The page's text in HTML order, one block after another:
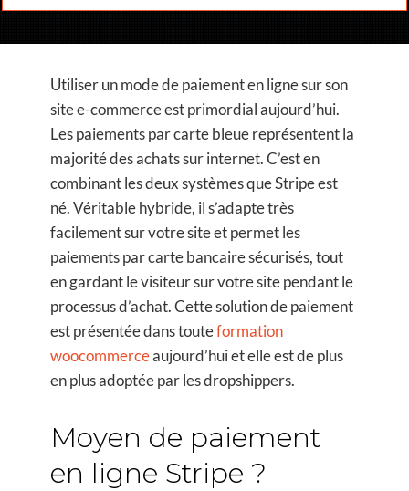
Utiliser un mode de paiement en ligne sur son
site e-commerce est primordial aujourd’hui.
Les paiements par carte bleue représentent la
majorité des achats sur internet. C’est en
combinant les deux systèmes que Stripe est
né. Véritable hybride, il s’adapte très
facilement sur votre site et permet les
paiements par carte bancaire sécurisés, tout
en gardant le visiteur sur votre site pendant le
processus d’achat. Cette solution de paiement
est présentée dans touteformation
woocommerceaujourd’hui et elle est de plus
en plus adoptée par les dropshippers.
Moyen de paiement
en ligne Stripe ?